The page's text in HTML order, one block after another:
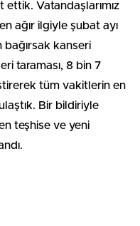
ettik. Vatandaşlarımız
ağır ilgiyle şubat ayı
bağırsak kanseri
taraması, 8 bin 7
tüm vakitlerin en
Bir bildiriyle
teşhise ve yeni